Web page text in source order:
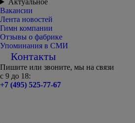
Актуальное
Вакансии
Лента новостей
Гимн компании
Отзывы о фабрике
Упоминания в СМИ
Контакты
Пишите или звоните, мы на связи
с 9 до 18:
+7 (495) 525-77-67